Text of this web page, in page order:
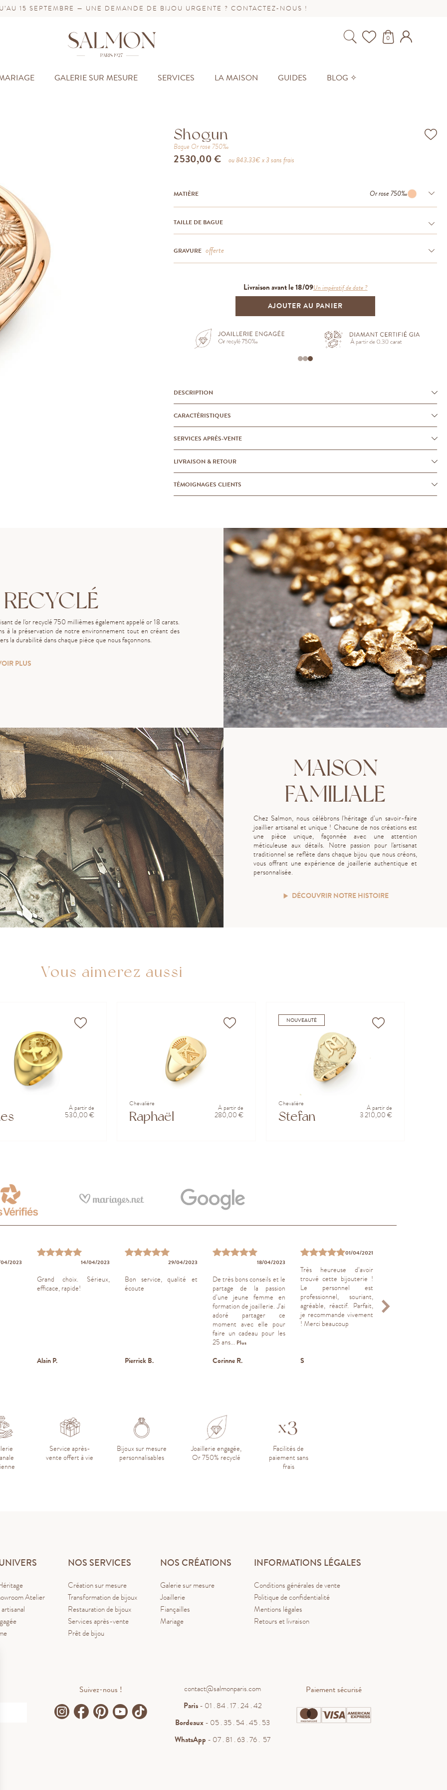
15 SEPTEMBRE — UNE DEMANDE DE BIJOU URGENTE ? CONTACTEZ-NOUS !
GALERIE SUR MESURE SERVICES LA MAISON GUIDES BLOG ✧
0
WHATSAPP
Shogun
Bague Or rose 750‰
2 530,00 € ou843.33€ x 3 sans frais
MATIÈRE Or rose 750‰
TAILLE DE BAGUE
GRAVURE offerte
Livraison avant le 18/09Un impératif de date ?
AJOUTER AU PANIER
DESCRIPTION
CARACTÉRISTIQUES
SERVICES APRÈS-VENTE
LIVRAISON & RETOUR
TÉMOIGNAGES CLIENTS
de l'or recyclé 750 millièmes également appelé or 18 carats.
à la préservation de notre environnement tout en créant des
la durabilité dans chaque pièce que nous façonnons.
PLUS
MAISON
FAMILIALE
Chez Salmon, nous célébrons l'héritage d’un savoir-faire
joaillier artisanal et unique ! Chacune de nos créations est
une pièce unique, façonnée avec une attention
méticuleuse aux détails. Notre passion pour l'artisanat
traditionnel se reflète dans chaque bijou que nous créons,
vous offrant une expérience de joaillerie authentique et
personnalisée.
DÉCOUVRIR NOTRE HISTOIRE
Vous aimerez aussi
À partir de
530,00 €
Chevalière
Raphaël
À partir de
280,00 €
NOUVEAUTÉ
Chevalière
Stefan
À partir de
3 210,00 €
2023 14/04/2023
Grand choix. Sérieux,
efficace, rapide!
Alain P.
29/04/2023
Bon service, qualité et
écoute
Pierrick B.
18/04/2023
De très bons conseils et le
partage de la passion
d’une jeune femme en
formation de joaillerie. J’ai
adoré partager ce
moment avec elle pour
faire un cadeau pour les
25 ans... Plus
Corinne R.
01/04/2021
Très heureuse d’avoir
trouvé cette bijouterie !
Le personnel est
professionnel, souriant,
agréable, réactif. Parfait,
je recommande vivement
! Merci beaucoup
S
Service après-
vente offert à vie
Bijoux sur mesure
personnalisables
Joaillerie engagée,
Or 750% recyclé
Facilités de
paiement sans
frais
Atelier
NOS SERVICES
Création sur mesure
Transformation de bijoux
Restauration de bijoux
Services après-vente
Prêt de bijou
NOS CRÉATIONS
Galerie sur mesure
Joaillerie
Fiançailles
Mariage
INFORMATIONS LÉGALES
Conditions générales de vente
Politique de confidentialité
Mentions légales
Retours et livraison
Suivez-nous !
contact@salmonparis.com
Paris- 01 . 84 . 17 . 24 . 42
Bordeaux- 05 . 35 . 54 . 45 . 53
WhatsApp - 07 . 81 . 63 . 76 . 57
Paiement sécurisé